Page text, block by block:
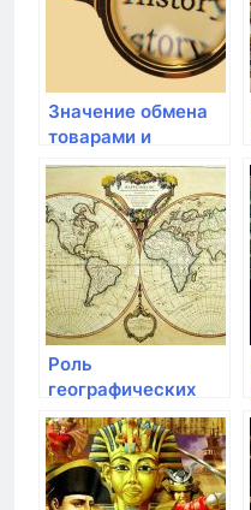
Значение обмена
товарами и
культурой в эпоху
открытий
Роль
географических
открытий в
формировании
колониальной
системы